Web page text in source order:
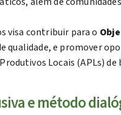
visa contribuir para o
qualidade, e promover
Locais (APLs)
e método